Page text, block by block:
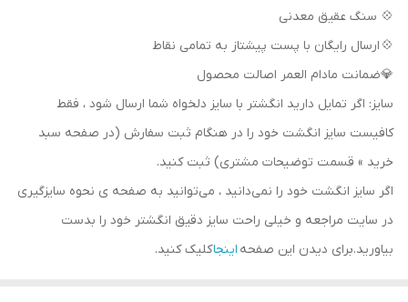
💠 سنگ عقیق معدنی
💠 ارسال رایگان با پست پیشتاز به تمامی نقاط
💎ضمانت مادام العمر اصالت محصول
سایز: اگر تمایل دارید انگشتر با سایز دلخواه شما ارسال شود ، فقط
کافیست سایز انگشت خود را در هنگام ثبت سفارش (در صفحه سبد
خرید » قسمت توضیحات مشتری) ثبت کنید.
اگر سایز انگشت خود را نمی‌دانید ، می‌توانید به صفحه ی نحوه سایزگیری
در سایت مراجعه و خیلی راحت سایز دقیق انگشتر خود را بدست
بیاورید.برای دیدن این صفحه اینجاکلیک کنید.